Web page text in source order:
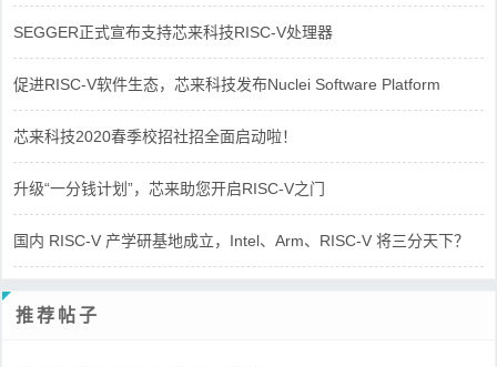
SEGGER正式宣布支持芯来科技RISC-V处理器
促进RISC-V软件生态，芯来科技发布Nuclei Software Platform
芯来科技2020春季校招社招全面启动啦！
升级“一分钱计划”，芯来助您开启RISC-V之门
国内 RISC-V 产学研基地成立，Intel、Arm、RISC-V 将三分天下？
推荐帖子